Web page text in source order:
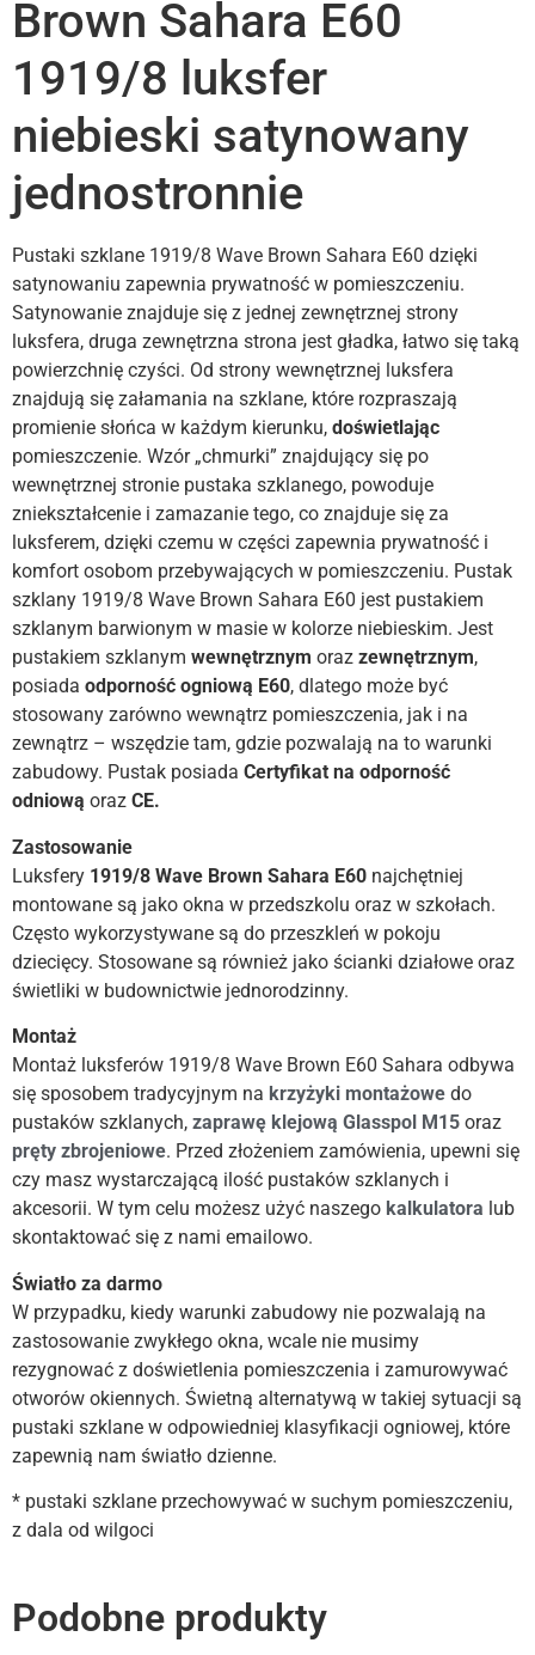
Brown Sahara E60
1919/8 luksfer
niebieski satynowany
jednostronnie
Pustaki szklane 1919/8 Wave Brown Sahara E60 dzięki
satynowaniu zapewnia prywatność w pomieszczeniu.
Satynowanie znajduje się z jednej zewnętrznej strony
luksfera, druga zewnętrzna strona jest gładka, łatwo się taką
powierzchnię czyści. Od strony wewnętrznej luksfera
znajdują się załamania na szklane, które rozpraszają
promienie słońca w każdym kierunku, doświetlając
pomieszczenie. Wzór „chmurki” znajdujący się po
wewnętrznej stronie pustaka szklanego, powoduje
zniekształcenie i zamazanie tego, co znajduje się za
luksferem, dzięki czemu w części zapewnia prywatność i
komfort osobom przebywających w pomieszczeniu. Pustak
szklany 1919/8 Wave Brown Sahara E60 jest pustakiem
szklanym barwionym w masie w kolorze niebieskim. Jest
pustakiem szklanym wewnętrznym oraz zewnętrznym,
posiada odporność ogniową E60, dlatego może być
stosowany zarówno wewnątrz pomieszczenia, jak i na
zewnątrz – wszędzie tam, gdzie pozwalają na to warunki
zabudowy. Pustak posiada Certyfikat na odporność
odniową oraz CE.
Zastosowanie
Luksfery 1919/8 Wave Brown Sahara E60 najchętniej
montowane są jako okna w przedszkolu oraz w szkołach.
Często wykorzystywane są do przeszkleń w pokoju
dziecięcy. Stosowane są również jako ścianki działowe oraz
świetliki w budownictwie jednorodzinny.
Montaż
Montaż luksferów 1919/8 Wave Brown E60 Sahara odbywa
się sposobem tradycyjnym na krzyżyki montażowe do
pustaków szklanych, zaprawę klejową Glasspol M15 oraz
pręty zbrojeniowe. Przed złożeniem zamówienia, upewni się
czy masz wystarczającą ilość pustaków szklanych i
akcesorii. W tym celu możesz użyć naszego kalkulatora lub
skontaktować się z nami emailowo.
Światło za darmo
W przypadku, kiedy warunki zabudowy nie pozwalają na
zastosowanie zwykłego okna, wcale nie musimy
rezygnować z doświetlenia pomieszczenia i zamurowywać
otworów okiennych. Świetną alternatywą w takiej sytuacji są
pustaki szklane w odpowiedniej klasyfikacji ogniowej, które
zapewnią nam światło dzienne.
* pustaki szklane przechowywać w suchym pomieszczeniu,
z dala od wilgoci
Podobne produkty